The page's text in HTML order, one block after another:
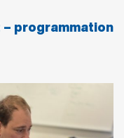
programmation